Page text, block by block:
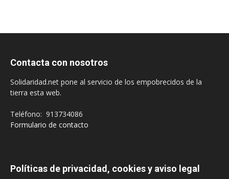
Contacta con nosotros
Solidaridad.net pone al servicio de los empobrecidos de la
tierra esta web.
Teléfono: 913734086
Formulario de contacto
Políticas de privacidad, cookies y aviso legal